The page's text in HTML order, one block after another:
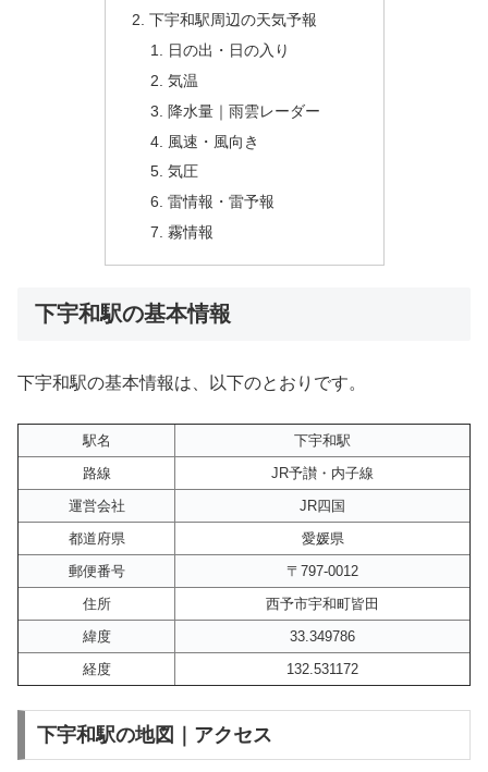
下宇和駅周辺の天気予報
日の出・日の入り
気温
降水量｜雨雲レーダー
風速・風向き
気圧
雷情報・雷予報
霧情報
下宇和駅の基本情報
下宇和駅の基本情報は、以下のとおりです。
駅名
下宇和駅
路線
JR予讃・内子線
運営会社
JR四国
都道府県
愛媛県
郵便番号
〒797-0012
住所
西予市宇和町皆田
緯度
33.349786
経度
132.531172
下宇和駅の地図｜アクセス